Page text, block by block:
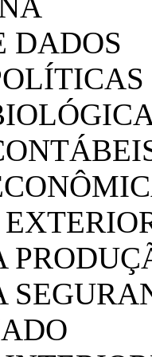
DADOS